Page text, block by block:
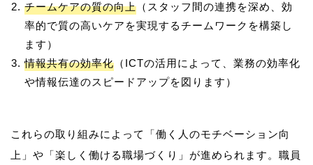
チームケアの質の向上 （スタッフ間の連携を深め、効
率的で質の高いケアを実現するチームワークを構築し
ます）
情報共有の効率化 （ICTの活用によって、業務の効率化
や情報伝達のスピードアップを図ります）
これらの取り組みによって「働く人のモチベーション向
上」や「楽しく働ける職場づくり」が進められます。職員